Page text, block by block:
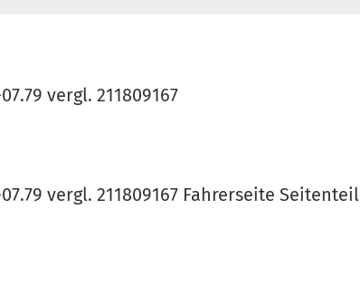
vergl. 211809167
vergl. 211809167 Fahrerseite Seitenteil